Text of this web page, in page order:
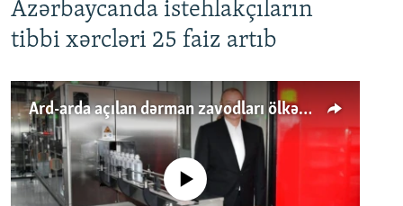
Azərbaycanda istehlakçıların
tibbi xərcləri 25 faiz artıb
Ard-arda açılan dərman zavodları ölkənin tələbatını ödəyirmi?
No media source currently available